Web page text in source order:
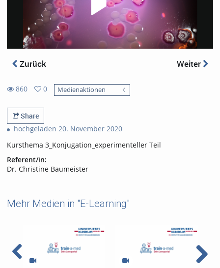
Zurück Weiter
860
views
0
favorites
Medienaktionen
Share
hochgeladen 20. November 2020
Kursthema 3_Konjugation_experimenteller Teil
Referent/in:
Dr. Christine Baumeister
Mehr Medien in "E-Learning"